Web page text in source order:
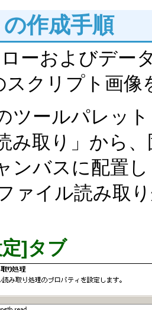
作成手順
ーおよびデー
スクリプト画
ツールパレッ
み取り」から
ンバスに配置
ァイル読み取
]タブ